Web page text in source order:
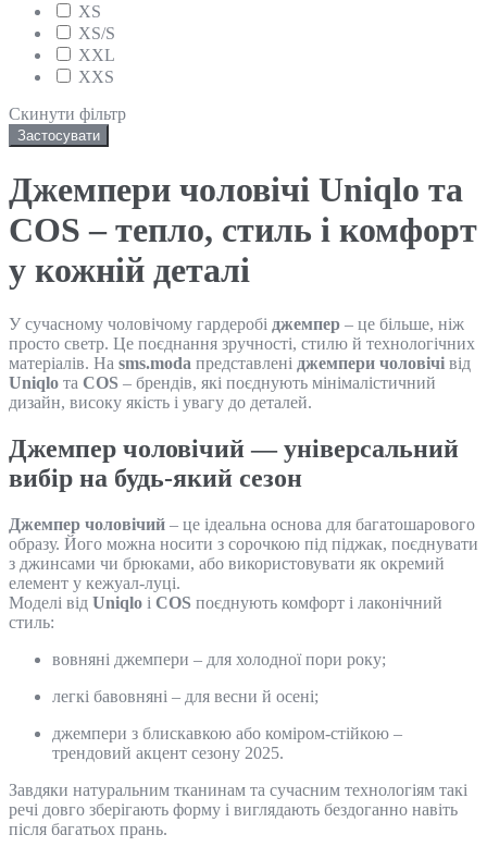
XS
XS/S
XXL
XXS
Скинути фільтр
Застосувати
Джемпери чоловічі Uniqlo та
COS – тепло, стиль і комфорт
у кожній деталі
У сучасному чоловічому гардеробі джемпер – це більше, ніж
просто светр. Це поєднання зручності, стилю й технологічних
матеріалів. На sms.moda представлені джемпери чоловічі від
Uniqlo та COS – брендів, які поєднують мінімалістичний
дизайн, високу якість і увагу до деталей.
Джемпер чоловічий — універсальний
вибір на будь-який сезон
Джемпер чоловічий – це ідеальна основа для багатошарового
образу. Його можна носити з сорочкою під піджак, поєднувати
з джинсами чи брюками, або використовувати як окремий
елемент у кежуал-луці.
Моделі від Uniqlo і COS поєднують комфорт і лаконічний
стиль:
вовняні джемпери – для холодної пори року;
легкі бавовняні – для весни й осені;
джемпери з блискавкою або коміром-стійкою –
трендовий акцент сезону 2025.
Завдяки натуральним тканинам та сучасним технологіям такі
речі довго зберігають форму і виглядають бездоганно навіть
після багатьох прань.